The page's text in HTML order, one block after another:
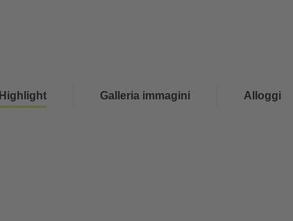
Highlight Galleria immagini Alloggi